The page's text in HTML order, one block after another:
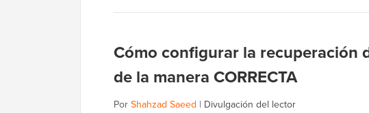
Cómo configurar la recuperación
de la manera CORRECTA
PorShahzad Saeed | Divulgación del lector